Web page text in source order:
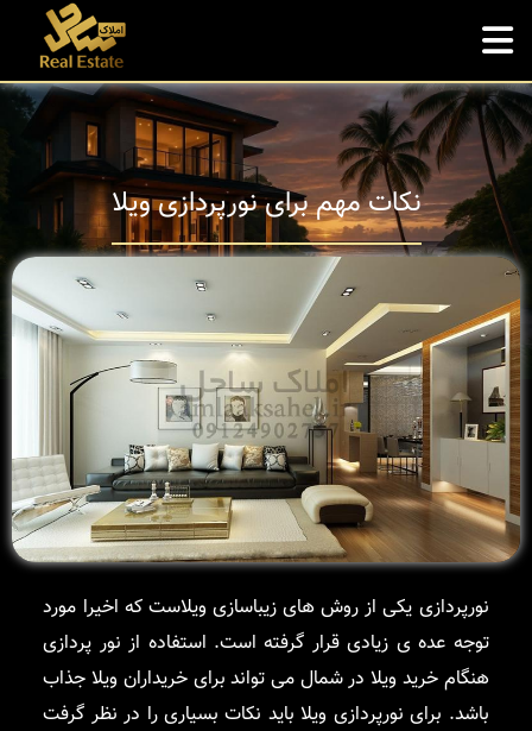
نکات مهم برای نورپردازی ویلا
نورپردازی یکی از روش های زیباسازی ویلاست که اخیرا مورد
توجه عده ی زیادی قرار گرفته است. استفاده از نور پردازی
هنگام خرید ویلا در شمال می تواند برای خریداران ویلا جذاب
باشد. برای نورپردازی ویلا باید نکات بسیاری را در نظر گرفت